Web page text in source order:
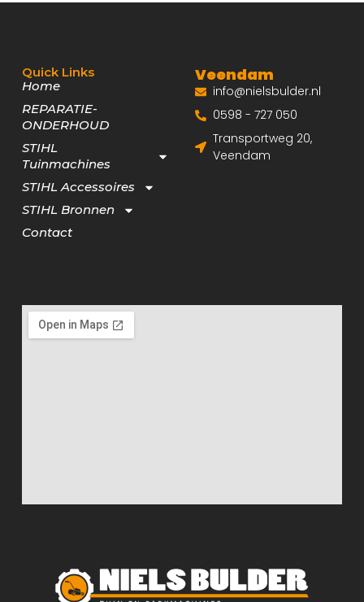
Quick Links
Home
REPARATIE-
ONDERHOUD
STIHL
Tuinmachines
STIHL Accessoires
STIHL Bronnen
Contact
Veendam
info@nielsbulder.nl
0598 - 727 050
Transportweg 20,
Veendam